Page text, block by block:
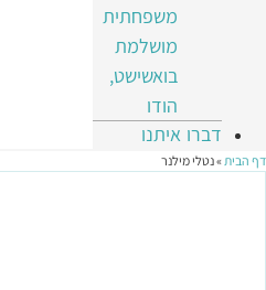
משפחתית
מושלמת
בואשישט,
הודו
דברו איתנו
דף הבית »נטלי מילנר